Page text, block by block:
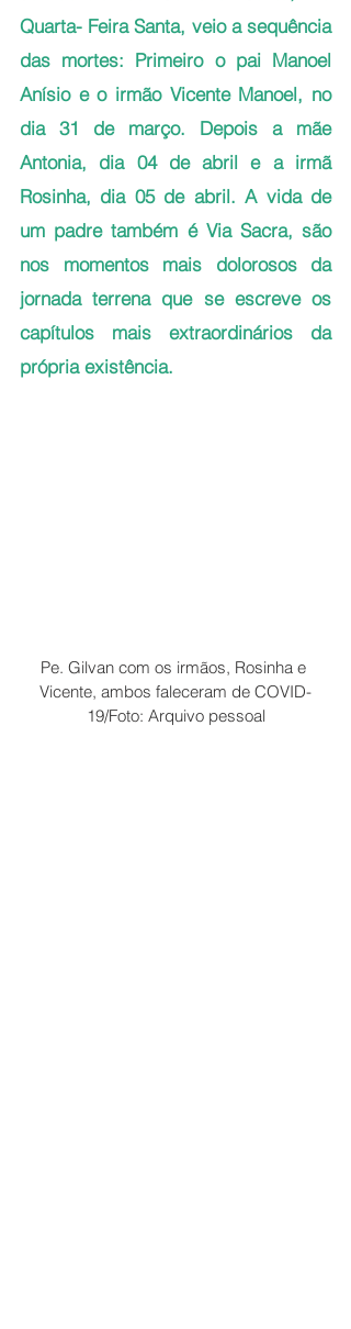
Quarta- Feira Santa, veio a sequência
das mortes: Primeiro o pai Manoel
Anísio e o irmão Vicente Manoel, no
dia 31 de março. Depois a mãe
Antonia, dia 04 de abril e a irmã
Rosinha, dia 05 de abril. A vida de
um padre também é Via Sacra, são
nos momentos mais dolorosos da
jornada terrena que se escreve os
capítulos mais extraordinários da
própria existência.
Pe. Gilvan com os irmãos, Rosinha e
Vicente, ambos faleceram de COVID-
19/Foto: Arquivo pessoal